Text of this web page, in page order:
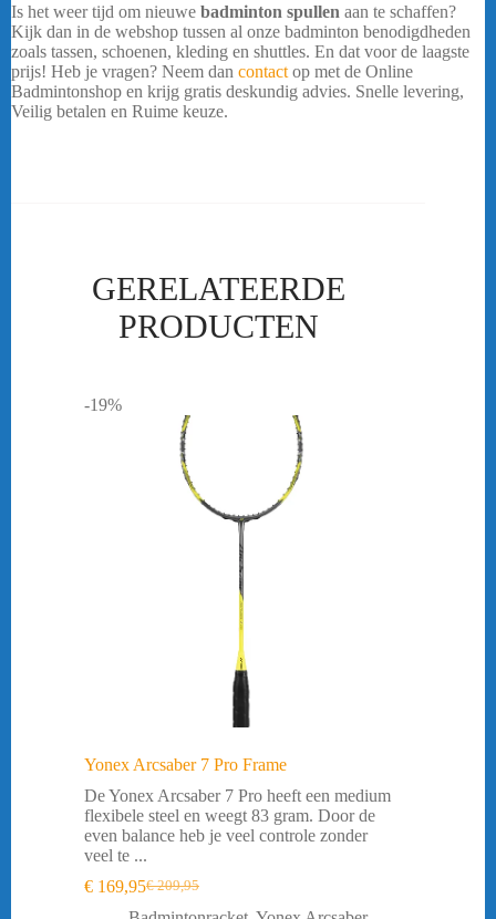
Is het weer tijd om nieuwe badminton spullen aan te schaffen?
Kijk dan in de webshop tussen al onze badminton benodigdheden
zoals tassen, schoenen, kleding en shuttles. En dat voor de laagste
prijs! Heb je vragen? Neem dan contact op met de Online
Badmintonshop en krijg gratis deskundig advies. Snelle levering,
Veilig betalen en Ruime keuze.
GERELATEERDE
PRODUCTEN
-19%
Yonex Arcsaber 7 Pro Frame
De Yonex Arcsaber 7 Pro heeft een medium
flexibele steel en weegt 83 gram. Door de
even balance heb je veel controle zonder
veel te ...
€209,95
Oorspronkelijke
prijs
€ 169,95Huidige
prijs